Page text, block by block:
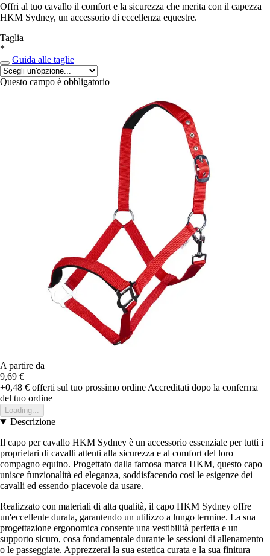
Offri al tuo cavallo il comfort e la sicurezza che merita con il capezza
HKM Sydney, un accessorio di eccellenza equestre.
Taglia
*
Guida alle taglie
Questo campo è obbligatorio
A partire da
9,69 €
+0,48 € offerti sul tuo prossimo ordine Accreditati dopo la conferma
del tuo ordine
Loading...
Descrizione
Il capo per cavallo HKM Sydney è un accessorio essenziale per tutti i
proprietari di cavalli attenti alla sicurezza e al comfort del loro
compagno equino. Progettato dalla famosa marca HKM, questo capo
unisce funzionalità ed eleganza, soddisfacendo così le esigenze dei
cavalli ed essendo piacevole da usare.
Realizzato con materiali di alta qualità, il capo HKM Sydney offre
un'eccellente durata, garantendo un utilizzo a lungo termine. La sua
progettazione ergonomica consente una vestibilità perfetta e un
supporto sicuro, cosa fondamentale durante le sessioni di allenamento
o le passeggiate. Apprezzerai la sua estetica curata e la sua finitura